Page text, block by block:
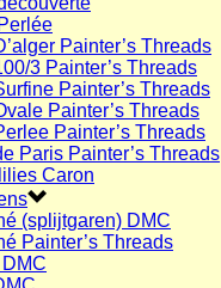
Painter’s Threads
3 Painter’s Threads
Painter’s Threads
Painter’s Threads
Painter’s Threads
Paris Painter’s Threads
Caron
(splijtgaren) DMC
Painter’s Threads